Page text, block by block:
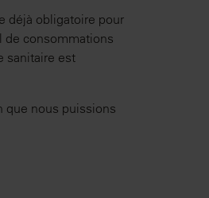
déjà obligatoire pour
de consommations
sanitaire est
que nous puissions